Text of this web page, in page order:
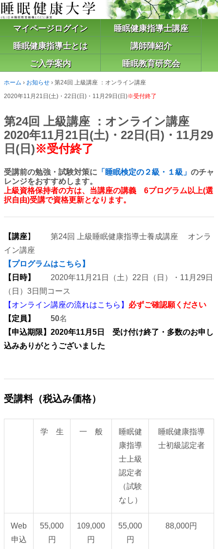
マイページログイン
睡眠健康指導士講座
睡眠健康指導士とは
講師陣紹介
ご入学案内
睡眠教育研究会
ホーム › お知らせ › 第24回 上級講座 ：オンライン講座
2020年11月21日(土)・22日(日)・11月29日(日)※受付終了
第24回 上級講座 ：オンライン講座
2020年11月21日(土)・22日(日)・11月29
日(日)※受付終了
受講前の勉強・試験対策に 「睡眠検定の２級・１級」 のチャ
レンジをおすすめします。
上級資格保持者の方は、当講座の講義 6プログラム以上(選
択自由)受講で資格更新となります。
【講座】
第24回 上級睡眠健康指導士養成講座 オンラ
イン講座
【プログラムはこちら】
【日時】
2020年11月21日（土）22日（日）・11月29日
（日）3日間コース
【オンライン講座の流れはこちら】 必ずご確認願ください
【定員】
50名
【申込期限】2020年11月5日 受け付け終了・多数のお申し
込みありがとうございました
受講料（税込み価格）
学 生 一 般
睡眠健
康指導
士上級
認定者
（試験
なし）
睡眠健康指導
士初級認定者
Web
申込
55,000
円
109,000
円
55,000
円
88,000円